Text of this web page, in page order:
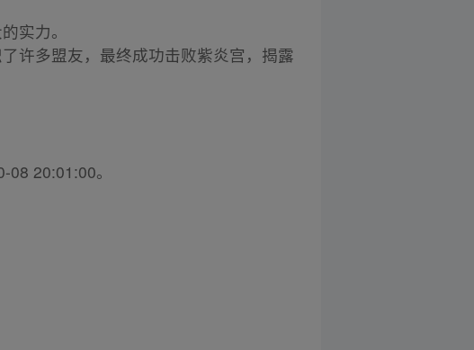
实力。
许多盟友，最终成功击败紫炎宫，揭露
20:01:00。